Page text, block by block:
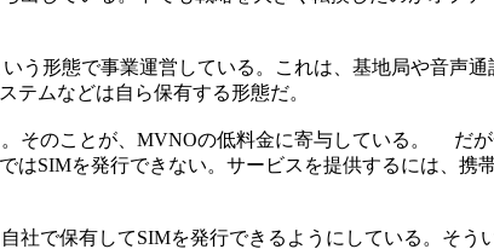
形態で事業運営している。これは、基地局や音声
テムなどは自ら保有する形態だ。
そのことが、MVNOの低料金に寄与している。 だ
SIMを発行できない。サービスを提供するには、携
で保有してSIMを発行できるようにしている。そう